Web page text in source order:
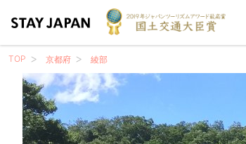
TOP 京都府 綾部